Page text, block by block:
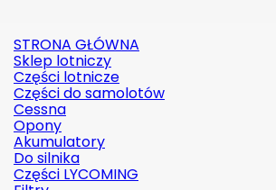
STRONA GŁÓWNA
Sklep lotniczy
Części lotnicze
Części do samolotów
Cessna
Opony
Akumulatory
Do silnika
Części LYCOMING